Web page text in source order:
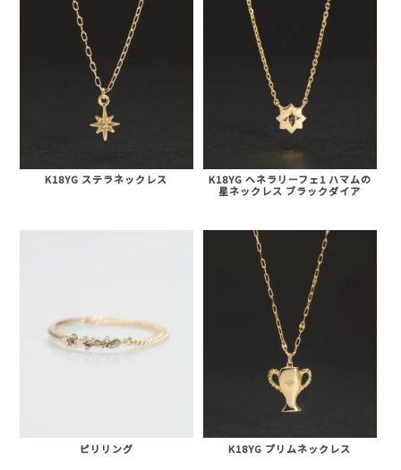
K18YG ステラネックレス
K18YG ヘネラリーフェ1 ハマムの
星ネックレス ブラックダイア
ピリリング K18YG プリムネックレス